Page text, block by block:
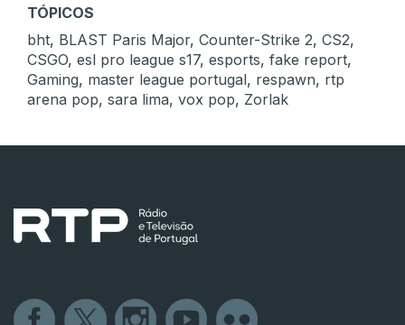
TÓPICOS
bht, BLAST Paris Major, Counter-Strike 2, CS2,
CSGO, esl pro league s17, esports, fake report,
Gaming, master league portugal, respawn, rtp
arena pop, sara lima, vox pop, Zorlak